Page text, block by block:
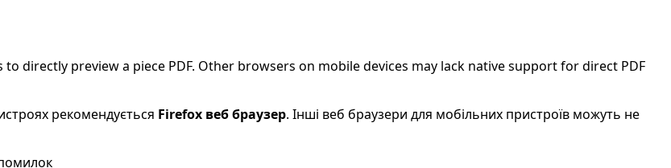
directly preview a piece PDF. Other browsers on mobile devices may lack native support for direct PDF
рекомендується Firefox веб браузер. Інші веб браузери для мобільних пристроїв можуть не